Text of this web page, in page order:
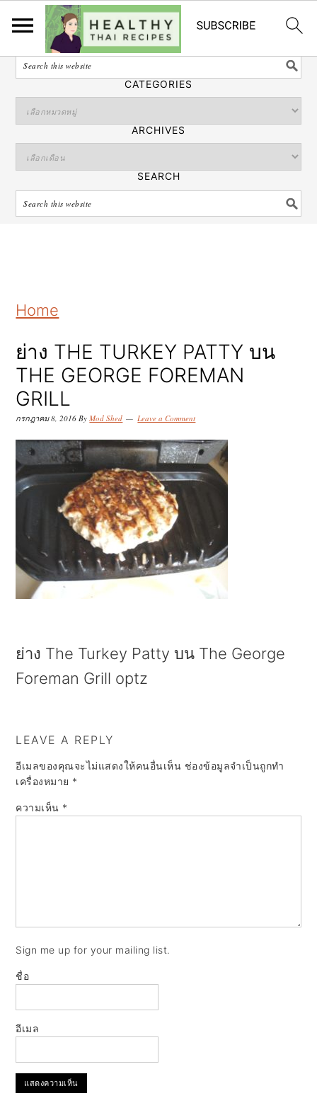
ไทย
SEARCH
CATEGORIES
ARCHIVES
SEARCH
k
p
t
o
p
r
i
r
y
v
i
a
t
i
o
k
p
t
o
m
a
i
o
n
n
t
k
p
t
o
p
r
i
r
y
d
e
a
r
Home
ย่าง THE TURKEY PATTY บน
THE GEORGE FOREMAN
GRILL
กรกฎาคม 8, 2016 ByMod Shed Leave a Comment
ย่าง The Turkey Patty บน The George
Foreman Grill optz
LEAVE A REPLY
อีเมลของคุณจะไม่แสดงให้คนอื่นเห็น ช่องข้อมูลจำเป็นถูกทำ
เครื่องหมาย *
ความเห็น *
Sign me up for your mailing list.
ชื่อ
อีเมล